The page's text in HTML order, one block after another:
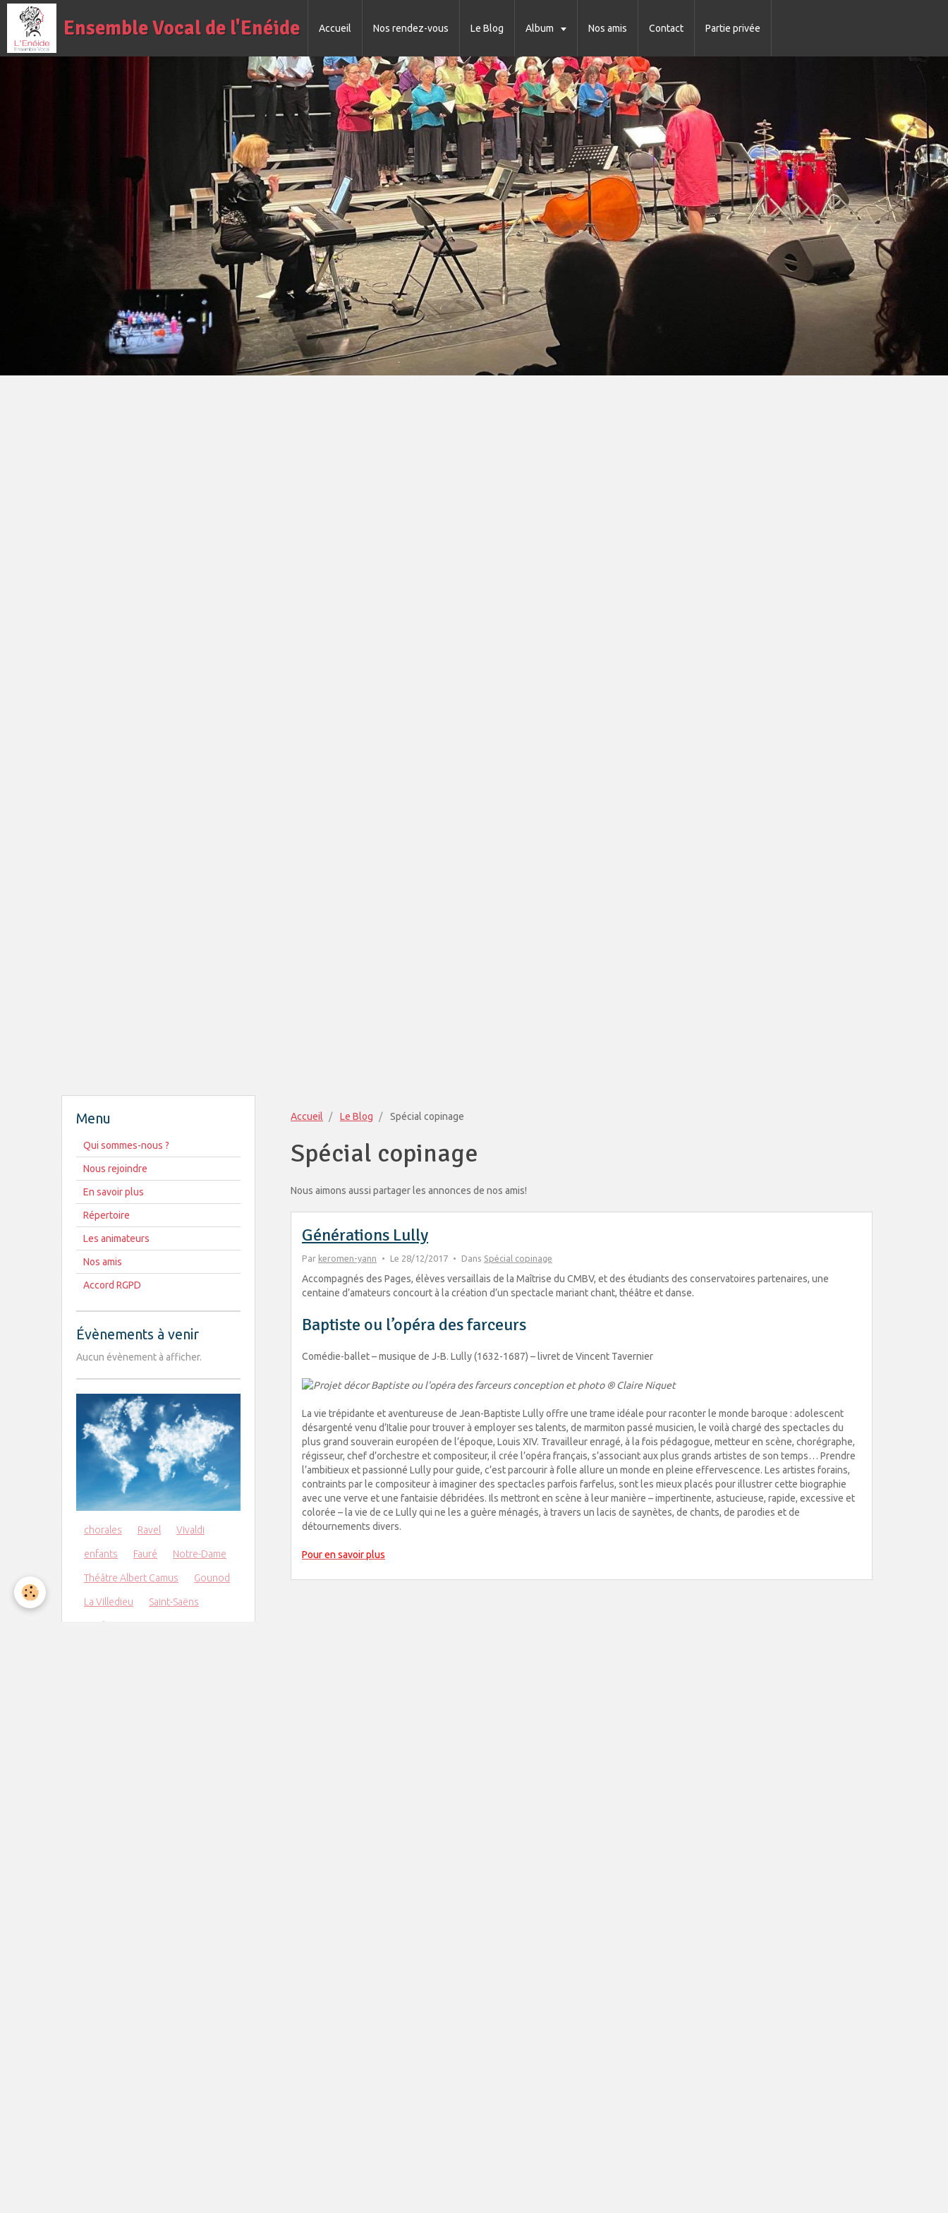
Ensemble Vocal de l'Enéide Accueil Nos rendez-vous Le Blog Album Nos amis Contact Partie privée
Accueil Le Blog Spécial copinage
Spécial copinage
Nous aimons aussi partager les annonces de nos amis!
Générations Lully
Par keromen-yann Le 28/12/2017 Dans Spécial copinage
Accompagnés des Pages, élèves versaillais de la Maîtrise du CMBV, et des étudiants des conservatoires partenaires, une
centaine d’amateurs concourt à la création d’un spectacle mariant chant, théâtre et danse.
Baptiste ou l’opéra des farceurs
Comédie-ballet – musique de J-B. Lully (1632-1687) – livret de Vincent Tavernier
La vie trépidante et aventureuse de Jean-Baptiste Lully offre une trame idéale pour raconter le monde baroque : adolescent
désargenté venu d’Italie pour trouver à employer ses talents, de marmiton passé musicien, le voilà chargé des spectacles du
plus grand souverain européen de l’époque, Louis XIV. Travailleur enragé, à la fois pédagogue, metteur en scène, chorégraphe,
régisseur, chef d’orchestre et compositeur, il crée l’opéra français, s’associant aux plus grands artistes de son temps… Prendre
l’ambitieux et passionné Lully pour guide, c’est parcourir à folle allure un monde en pleine effervescence. Les artistes forains,
contraints par le compositeur à imaginer des spectacles parfois farfelus, sont les mieux placés pour illustrer cette biographie
avec une verve et une fantaisie débridées. Ils mettront en scène à leur manière – impertinente, astucieuse, rapide, excessive et
colorée – la vie de ce Lully qui ne les a guère ménagés, à travers un lacis de saynètes, de chants, de parodies et de
détournements divers.
Pour en savoir plus
Menu
Qui sommes-nous ?
Nous rejoindre
En savoir plus
Répertoire
Les animateurs
Nos amis
Accord RGPD
Évènements à venir
Aucun évènement à afficher.
chorales Ravel Vivaldi
enfants Fauré Notre-Dame
Théâtre Albert Camus Gounod
La Villedieu Saint-Saëns
noël